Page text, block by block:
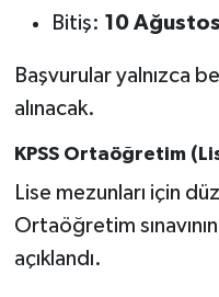
Bitiş: 10
Başvurular yalnızca
alınacak.
KPSS Ortaöğretim
Lise mezunları için
Ortaöğretim
açıklandı.